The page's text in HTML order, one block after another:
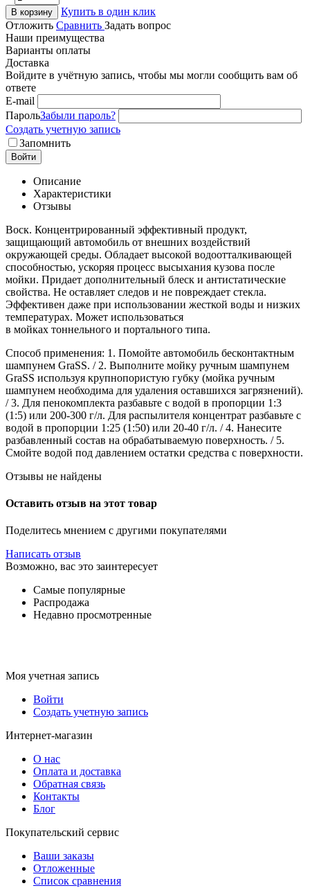
В корзину
Купить в один клик
Отложить Сравнить Задать вопрос
Наши преимущества
Варианты оплаты
Доставка
Войдите в учётную запись, чтобы мы могли сообщить вам об
ответе
E-mail
ПарольЗабыли пароль?
Создать учетную запись
Запомнить
Войти
Описание
Характеристики
Отзывы
Воск. Концентрированный эффективный продукт,
защищающий автомобиль от внешних воздействий
окружающей среды. Обладает высокой водоотталкивающей
способностью, ускоряя процесс высыхания кузова после
мойки. Придает дополнительный блеск и антистатические
свойства. Не оставляет следов и не повреждает стекла.
Эффективен даже при использовании жесткой воды и низких
температурах. Может использоваться
в мойках тоннельного и портального типа.
Способ применения: 1. Помойте автомобиль бесконтактным
шампунем GraSS. / 2. Выполните мойку ручным шампунем
GraSS используя крупнопористую губку (мойка ручным
шампунем необходима для удаления оставшихся загрязнений).
/ 3. Для пенокомплекта разбавьте с водой в пропорции 1:3
(1:5) или 200-300 г/л. Для распылителя концентрат разбавьте с
водой в пропорции 1:25 (1:50) или 20-40 г/л. / 4. Нанесите
разбавленный состав на обрабатываемую поверхность. / 5.
Смойте водой под давлением остатки средства с поверхности.
Отзывы не найдены
Оставить отзыв на этот товар
Поделитесь мнением с другими покупателями
Написать отзыв
Возможно, вас это заинтересует
Самые популярные
Распродажа
Недавно просмотренные
Моя учетная запись
Войти
Создать учетную запись
Интернет-магазин
О нас
Оплата и доставка
Обратная связь
Контакты
Блог
Покупательский сервис
Ваши заказы
Отложенные
Список сравнения